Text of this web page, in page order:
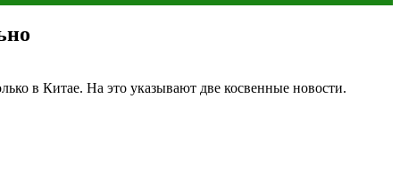
в Китае. На это указывают две косвенные новости.